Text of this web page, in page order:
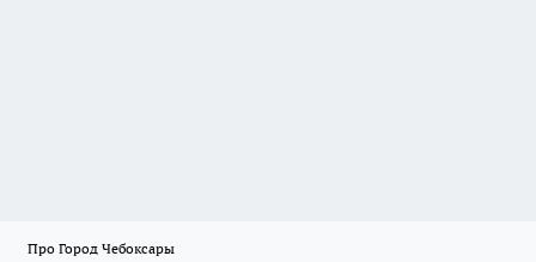
Про Город Чебоксары